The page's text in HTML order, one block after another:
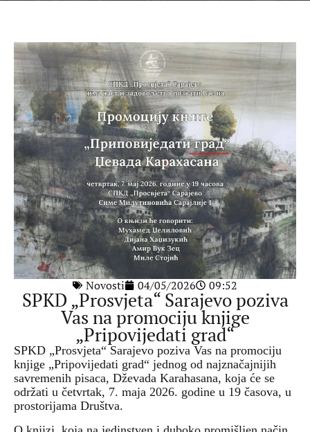
Novosti 04/05/2026 09:52
SPKD „Prosvjeta“ Sarajevo poziva
Vas na promociju knjige
„Pripovijedati grad“
SPKD „Prosvjeta“ Sarajevo poziva Vas na promociju
knjige „Pripovijedati grad“ jednog od najznačajnijih
savremenih pisaca, Dževada Karahasana, koja će se
održati u četvrtak, 7. maja 2026. godine u 19 časova, u
prostorijama Društva.